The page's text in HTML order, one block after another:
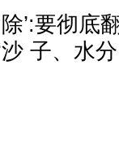
’:要彻底
子、水